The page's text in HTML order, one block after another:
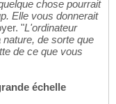
chose pourrait
Elle vous donnerait
"L'ordinateur
nature, de sorte que
de ce que vous
échelle